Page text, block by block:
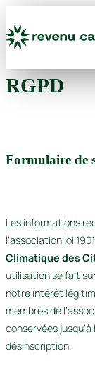
au
contenu
RGPD
Formulaire de
Les informations
l’association loi 1901
Climatique des
utilisation se fait
notre intérêt
membres de
conservées
désinscription.